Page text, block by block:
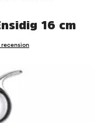
16 cm